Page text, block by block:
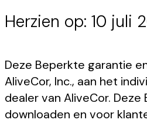
Herzien op: 10 juli
Deze Beperkte garantie
AliveCor, Inc., aan het
dealer van AliveCor.
downloaden en voor